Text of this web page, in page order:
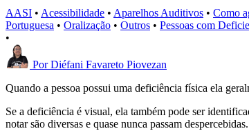
AASI • Acessibilidade • Aparelhos Auditivos • Como
Portuguesa • Oralização • Outros • Pessoas com
•
Por Diéfani Favareto Piovezan
Quando a pessoa possui uma deficiência física ela
Se a deficiência é visual, ela também pode ser
notar são diversas e quase nunca passam despercebidas.